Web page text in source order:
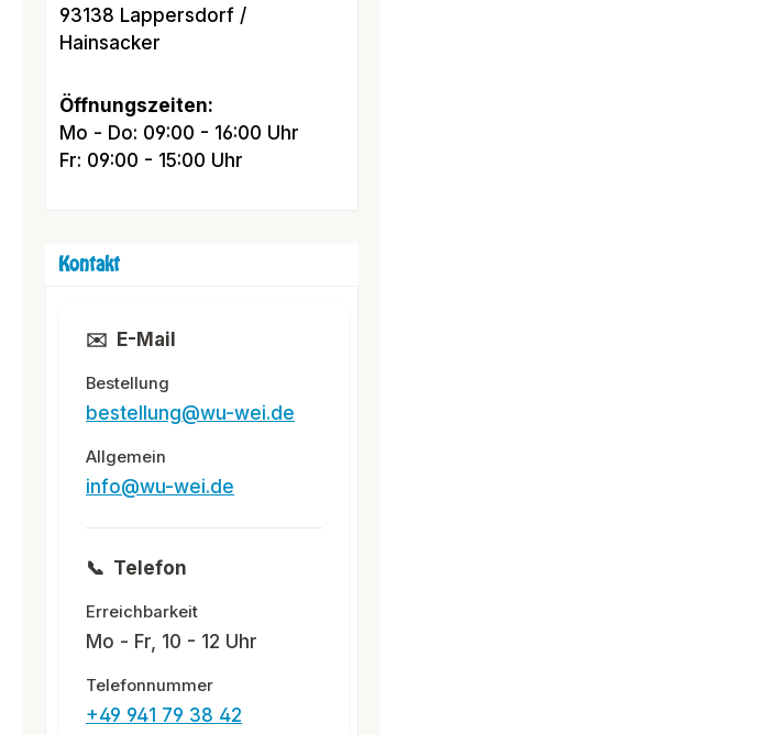
93138 Lappersdorf /
Hainsacker
Öffnungszeiten:
Mo - Do: 09:00 - 16:00 Uhr
Fr: 09:00 - 15:00 Uhr
Kontakt
✉️ E-Mail
Bestellung
bestellung@wu-wei.de
Allgemein
info@wu-wei.de
📞 Telefon
Erreichbarkeit
Mo - Fr, 10 - 12 Uhr
Telefonnummer
+49 941 79 38 42